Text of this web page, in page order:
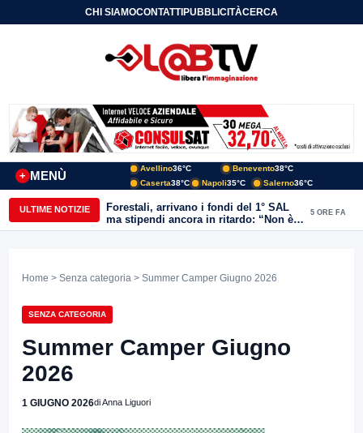
CHI SIAMOCONTATTIPUBBLICITÀCERCA
MENÙ
+
Avellino36°C Benevento38°C
Caserta38°C Napoli35°C Salerno36°C
ULTIME NOTIZIE
Forestali, arrivano i fondi del 1° SAL
ma stipendi ancora in ritardo: “Non è
più sostenibile”
5 ORE FA
Home > Senza categoria > Summer Camper Giugno 2026
SENZA CATEGORIA
Summer Camper Giugno
2026
1 GIUGNO 2026di Anna Liguori